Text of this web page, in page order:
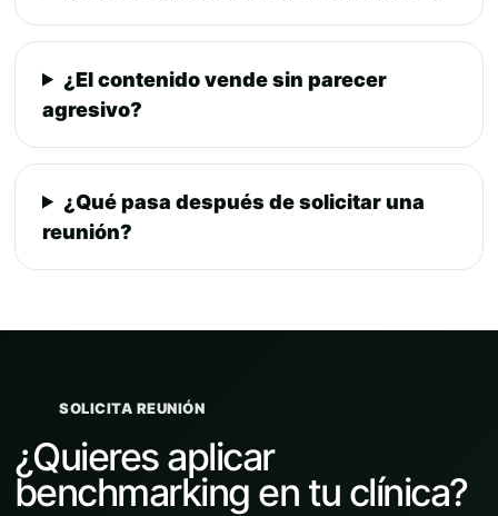
¿El contenido vende sin parecer
agresivo?
¿Qué pasa después de solicitar una
reunión?
SOLICITA REUNIÓN
¿Quieres aplicar
benchmarking en tu clínica?